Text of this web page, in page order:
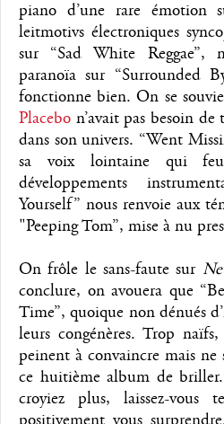
piano d’une rare émotion
leitmotivs électroniques
sur “Sad White Reggae”,
paranoïa sur “Surrounded
fonctionne bien. On se
Placebo n’avait pas besoin
dans son univers. “Went
sa voix lointaine qui
développements
Yourself” nous renvoie aux
"Peeping Tom”, mise à nu
On frôle le sans-faute sur
conclure, on avouera que
Time”, quoique non dénués
leurs congénères. Trop
peinent à convaincre mais ne
ce huitième album de
croyiez plus, laissez-